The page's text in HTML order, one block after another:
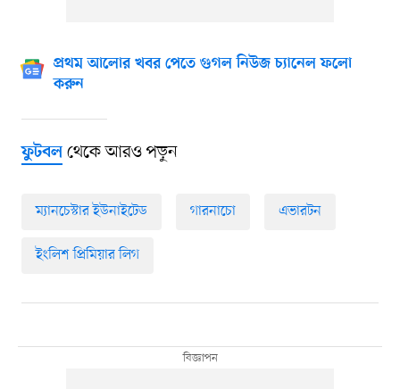
প্রথম আলোর খবর পেতে গুগল নিউজ চ্যানেল ফলো
করুন
ফুটবলথেকে আরও পড়ুন
ম্যানচেস্টার ইউনাইটেড গারনাচো এভারটন
ইংলিশ প্রিমিয়ার লিগ